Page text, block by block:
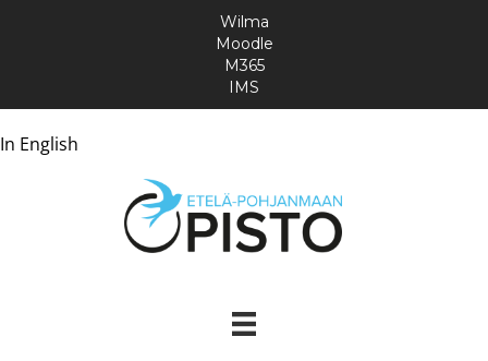
In English
Wilma
Moodle
M365
IMS